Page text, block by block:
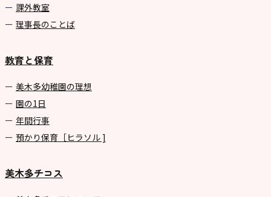
課外教室
理事長のことば
教育と保育
美⽊多幼稚園の理想
園の1⽇
年間⾏事
預かり保育［ヒラソル ]
美木多チコス